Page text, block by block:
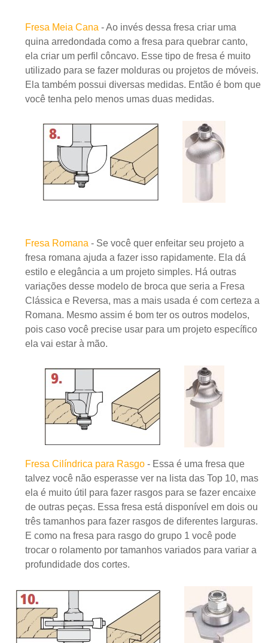
Fresa Meia Cana - Ao invés dessa fresa criar uma
quina arredondada como a fresa para quebrar canto,
ela criar um perfil côncavo. Esse tipo de fresa é muito
utilizado para se fazer molduras ou projetos de móveis.
Ela também possui diversas medidas. Então é bom que
você tenha pelo menos umas duas medidas.
Fresa Romana - Se você quer enfeitar seu projeto a
fresa romana ajuda a fazer isso rapidamente. Ela dá
estilo e elegância a um projeto simples. Há outras
variações desse modelo de broca que seria a Fresa
Clássica e Reversa, mas a mais usada é com certeza a
Romana. Mesmo assim é bom ter os outros modelos,
pois caso você precise usar para um projeto específico
ela vai estar à mão.
Fresa Cilíndrica para Rasgo - Essa é uma fresa que
talvez você não esperasse ver na lista das Top 10, mas
ela é muito útil para fazer rasgos para se fazer encaixe
de outras peças. Essa fresa está disponível em dois ou
três tamanhos para fazer rasgos de diferentes larguras.
E como na fresa para rasgo do grupo 1 você pode
trocar o rolamento por tamanhos variados para variar a
profundidade dos cortes.